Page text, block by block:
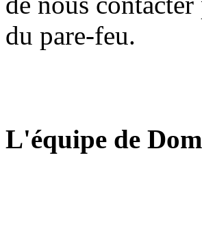
du pare-feu.
L'équipe de